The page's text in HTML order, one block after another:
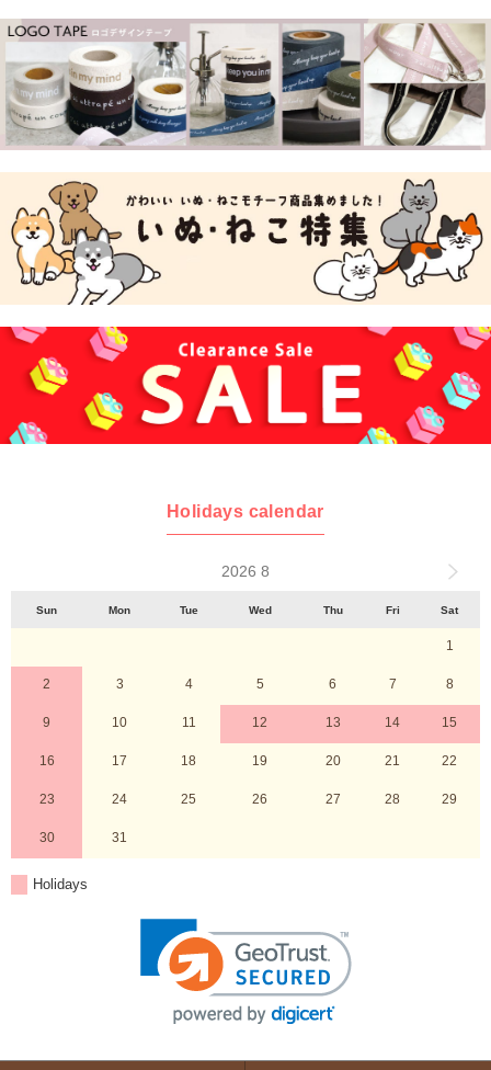
Holidays calendar
2026 8
Sun Mon Tue Wed Thu Fri Sat
1
2 3 4 5 6 7 8
9 10 11 12 13 14 15
16 17 18 19 20 21 22
23 24 25 26 27 28 29
30 31
Holidays